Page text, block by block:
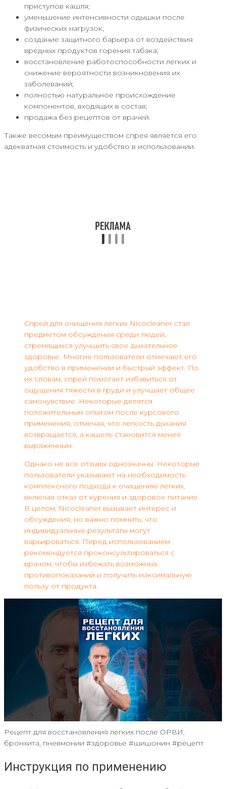
приступов кашля;
уменьшение интенсивности одышки после
физических нагрузок;
создание защитного барьера от воздействия
вредных продуктов горения табака;
восстановление работоспособности легких и
снижение вероятности возникновения их
заболеваний;
полностью натуральное происхождение
компонентов, входящих в состав;
продажа без рецептов от врачей.
Также весомым преимуществом спрея является его
адекватная стоимость и удобство в использовании.
Спрей для очищения легких Nicocleaner стал
предметом обсуждения среди людей,
стремящихся улучшить свое дыхательное
здоровье. Многие пользователи отмечают его
удобство в применении и быстрый эффект. По
их словам, спрей помогает избавиться от
ощущения тяжести в груди и улучшает общее
самочувствие. Некоторые делятся
положительным опытом после курсового
применения, отмечая, что легкость дыхания
возвращается, а кашель становится менее
выраженным.
Однако не все отзывы однозначны. Некоторые
пользователи указывают на необходимость
комплексного подхода к очищению легких,
включая отказ от курения и здоровое питание.
В целом, Nicocleaner вызывает интерес и
обсуждения, но важно помнить, что
индивидуальные результаты могут
варьироваться. Перед использованием
рекомендуется проконсультироваться с
врачом, чтобы избежать возможных
противопоказаний и получить максимальную
пользу от продукта.
Рецепт для восстановления легких после ОРВИ,
бронхита, пневмонии #здоровье #шишонин #рецепт
Инструкция по применению